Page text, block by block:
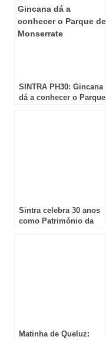
SINTRA PH30: Gincana
dá a conhecer o Parque
Sintra celebra 30 anos
como Património da
Matinha de Queluz: